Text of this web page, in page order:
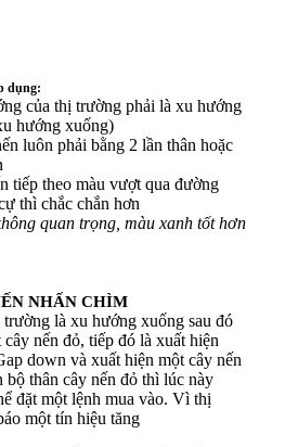
dụng:
của thị trường phải là xu hướng
hướng xuống)
luôn phải bằng 2 lần thân hoặc
tiếp theo màu vượt qua đường
thì chắc chắn hơn
quan trọng, màu xanh tốt hơn
NHẤN CHÌM
là xu hướng xuống sau đó
nến đỏ, tiếp đó là xuất hiện
down và xuất hiện một cây nến
bộ thân cây nến đỏ thì lúc này
đặt một lệnh mua vào. Vì thị
một tín hiệu tăng